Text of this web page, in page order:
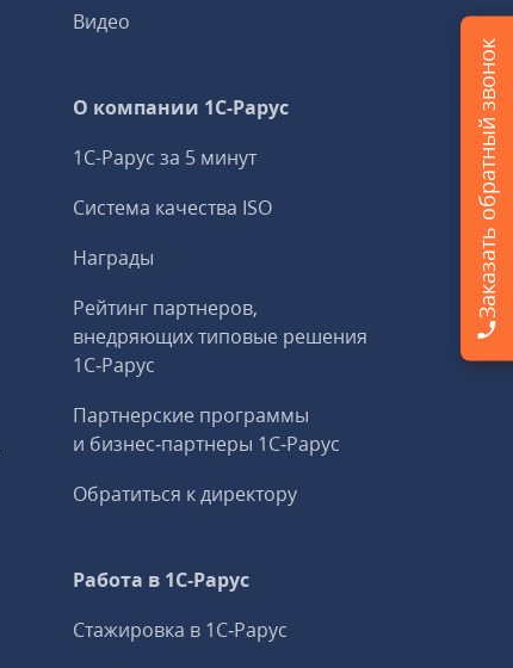
Видео
О компании 1C-Рарус
1С-Рарус за 5 минут
Система качества ISO
Награды
Рейтинг партнеров,
внедряющих типовые решения
1С‑Рарус
Партнерские программы
и бизнес‑партнеры 1С‑Рарус
Обратиться к директору
Работа в 1С‑Рарус
Стажировка в 1С‑Рарус
Заказать обратный звонок